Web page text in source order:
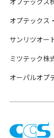
オプテックス
サンリツオー
ミツテック株
オーパルオプ